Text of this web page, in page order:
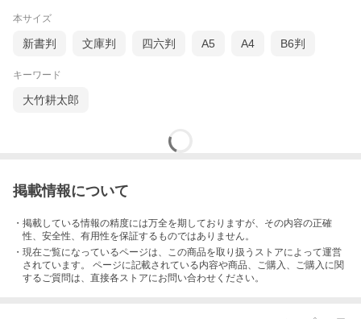
本サイズ
新書判 文庫判 四六判 A5 A4 B6判
キーワード
大竹耕太郎
掲載情報について
・掲載している情報の精度には万全を期しておりますが、その内容の正確
性、安全性、有用性を保証するものではありません。
・現在ご覧になっているページは、この商品を取り扱うストアによって運営
されています。 ページに記載されている内容や商品、ご購入 、ご購入に関
するご質問は、直接各ストアにお問い合わせください。